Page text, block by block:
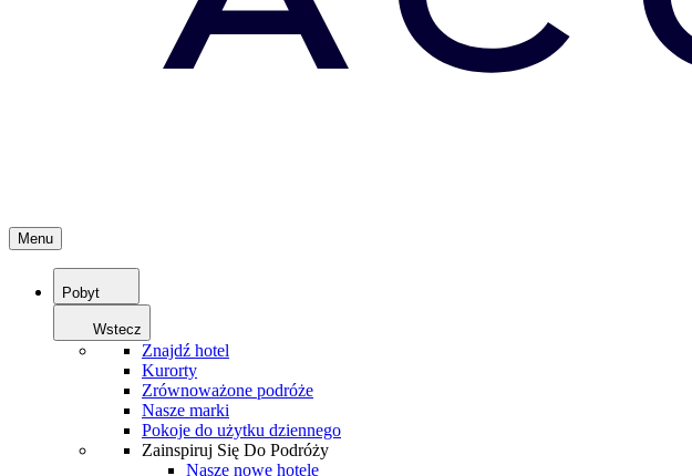
Menu
Pobyt
Wstecz
Znajdź hotel
Kurorty
Zrównoważone podróże
Nasze marki
Pokoje do użytku dziennego
Zainspiruj Się Do Podróży
Nasze nowe hotele